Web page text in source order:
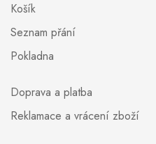
Košík
Seznam přání
Pokladna
Doprava a platba
Reklamace a vrácení zboží